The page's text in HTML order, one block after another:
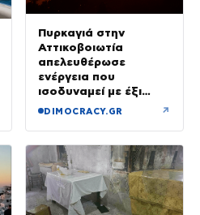
Πυρκαγιά στην
Αττικοβοιωτία
απελευθέρωσε
ενέργεια που
ισοδυναμεί με έξι
βόμβες Χιροσίμα
DIMOCRACY.GR ↗